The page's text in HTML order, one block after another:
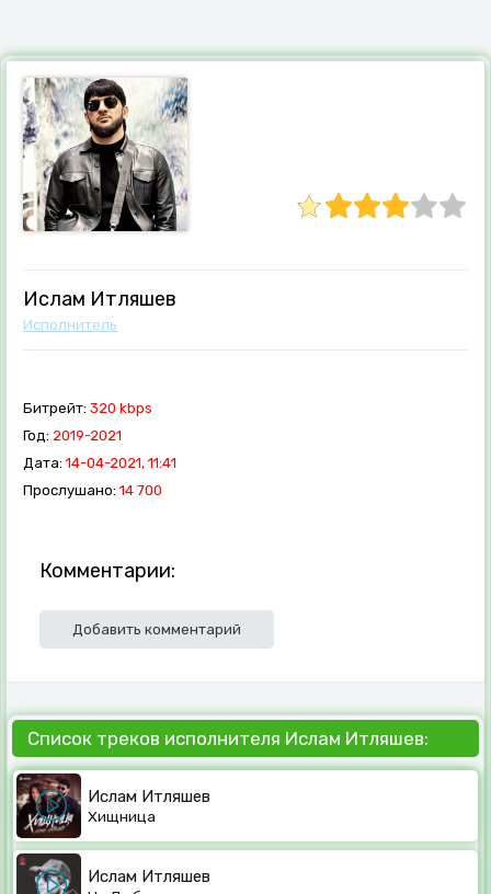
Ислам Итляшев
Исполнитель
Битрейт: 320 kbps
Год: 2019-2021
Дата: 14-04-2021, 11:41
Прослушано: 14 700
Комментарии:
Добавить комментарий
Список треков исполнителя Ислам Итляшев:
Ислам Итляшев
Хищница
Ислам Итляшев